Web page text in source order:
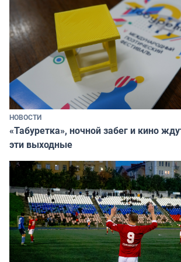
НОВОСТИ
«Табуретка», ночной забег и кино
эти выходные